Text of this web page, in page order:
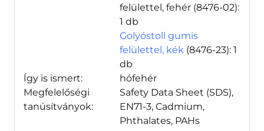
felülettel, fehér (8476-02):
1 db
Golyóstoll gumis
felülettel, kék (8476-23): 1
db
Így is ismert:
hófehér
Megfelelőségi
tanúsítványok:
Safety Data Sheet (SDS),
EN71-3, Cadmium,
Phthalates, PAHs